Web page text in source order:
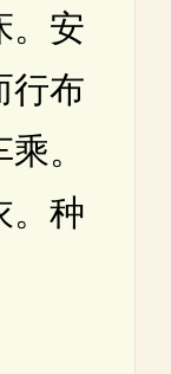
。安
行布
。
。种